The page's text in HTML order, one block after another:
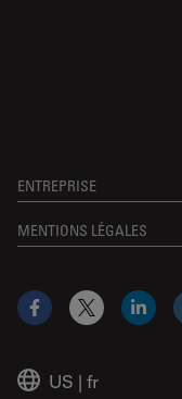
ENTREPRISE
MENTIONS LÉGALES
US | fr
Facebook
X